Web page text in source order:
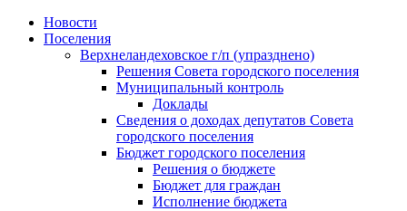
Skip
Новости
Поселения
Верхнеландеховское г/п (упразднено)
Решения Совета городского поселения
Муниципальный контроль
Доклады
Сведения о доходах депутатов Совета
городского поселения
Бюджет городского поселения
Решения о бюджете
Бюджет для граждан
Исполнение бюджета